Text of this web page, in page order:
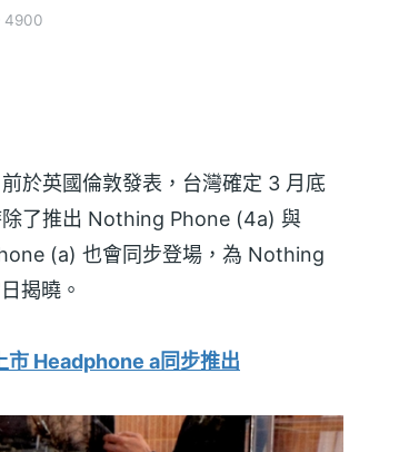
4900
前於英國倫敦發表，台灣確定 3 月底
了推出 Nothing Phone (4a) 與
(a) 也會同步登場，為 Nothing
揭曉。
Headphone a同步推出